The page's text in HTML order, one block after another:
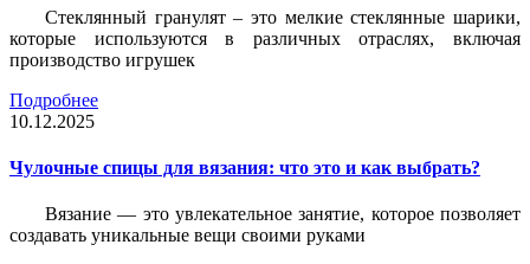
Стеклянный гранулят – это мелкие стеклянные шарики,
которые используются в различных отраслях, включая
производство игрушек
Подробнее
10.12.2025
Чулочные спицы для вязания: что это и как выбрать?
Вязание — это увлекательное занятие, которое позволяет
создавать уникальные вещи своими руками